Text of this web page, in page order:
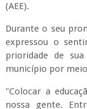
(AEE).
Durante o seu
expressou o
prioridade de
município por
"Colocar a
nossa gente.